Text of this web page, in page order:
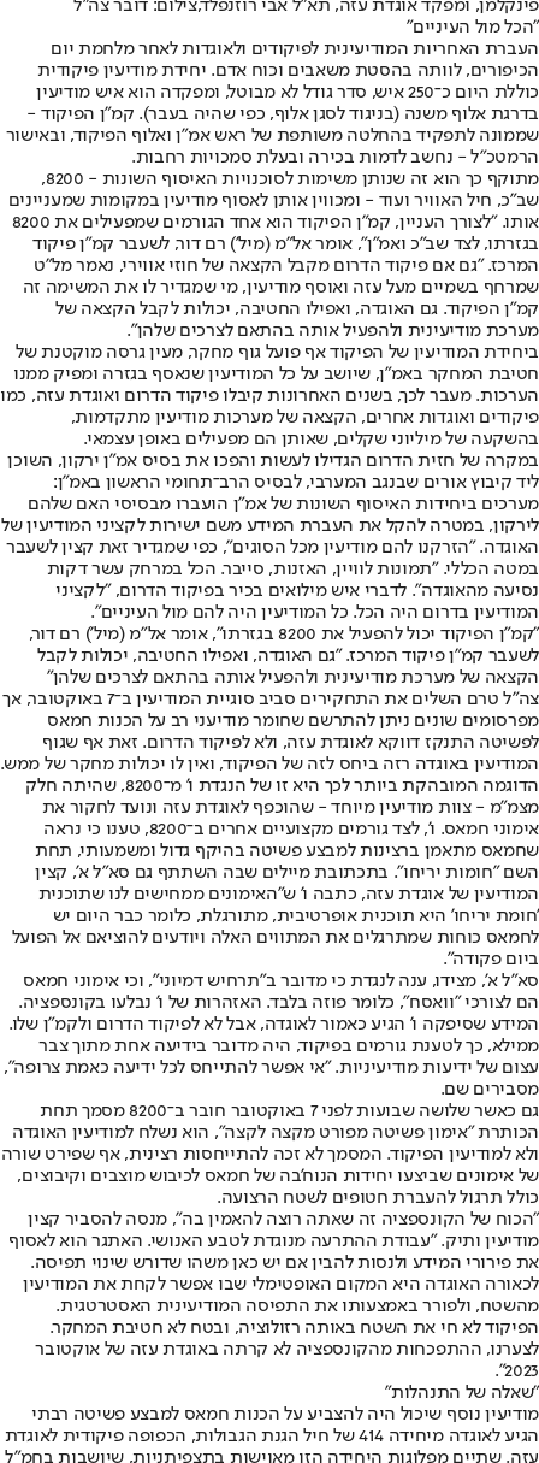
פינקלמן, ומפקד אוגדת עזה, תא"ל אבי רוזנפלד,צילום: דובר צה"ל
"הכל מול העיניים"
העברת האחריות המודיעינית לפיקודים ולאוגדות לאחר מלחמת יום
הכיפורים, לוותה בהסטת משאבים וכוח אדם. יחידת מודיעין פיקודית
כוללת היום כ־250 איש, סדר גודל לא מבוטל, ומפקדה הוא איש מודיעין
בדרגת אלוף משנה (בניגוד לסגן אלוף, כפי שהיה בעבר). קמ"ן הפיקוד -
שממונה לתפקיד בהחלטה משותפת של ראש אמ"ן ואלוף הפיקוד, ובאישור
הרמטכ"ל - נחשב לדמות בכירה ובעלת סמכויות רחבות.
מתוקף כך הוא זה שנותן משימות לסוכנויות האיסוף השונות - 8200,
שב"כ, חיל האוויר ועוד - ומכווין אותן לאסוף מודיעין במקומות שמעניינים
אותו. "לצורך העניין, קמ"ן הפיקוד הוא אחד הגורמים שמפעילים את 8200
בגזרתו, לצד שב"כ ואמ"ן", אומר אל"מ (מיל') רם דור, לשעבר קמ"ן פיקוד
המרכז. "גם אם פיקוד הדרום מקבל הקצאה של חוזי אווירי, נאמר מל"ט
שמרחף בשמיים מעל עזה ואוסף מודיעין, מי שמגדיר לו את המשימה זה
קמ"ן הפיקוד. גם האוגדה, ואפילו החטיבה, יכולות לקבל הקצאה של
מערכת מודיעינית ולהפעיל אותה בהתאם לצרכים שלהן".
ביחידת המודיעין של הפיקוד אף פועל גוף מחקר, מעין גרסה מוקטנת של
חטיבת המחקר באמ"ן, שיושב על כל המודיעין שנאסף בגזרה ומפיק ממנו
הערכות. מעבר לכך, בשנים האחרונות קיבלו פיקוד הדרום ואוגדת עזה, כמו
פיקודים ואוגדות אחרים, הקצאה של מערכות מודיעין מתקדמות,
בהשקעה של מיליוני שקלים, שאותן הם מפעילים באופן עצמאי.
במקרה של חזית הדרום הגדילו לעשות והפכו את בסיס אמ"ן ירקון, השוכן
ליד קיבוץ אורים שבנגב המערבי, לבסיס הרב־תחומי הראשון באמ"ן:
מערכים ביחידות האיסוף השונות של אמ"ן הועברו מבסיסי האם שלהם
לירקון, במטרה להקל את העברת המידע משם ישירות לקציני המודיעין של
האוגדה. "הזרקנו להם מודיעין מכל הסוגים", כפי שמגדיר זאת קצין לשעבר
במטה הכללי. "תמונות לוויין, האזנות, סייבר. הכל במרחק עשר דקות
נסיעה מהאוגדה". לדברי איש מילואים בכיר בפיקוד הדרום, "לקציני
המודיעין בדרום היה הכל. כל המודיעין היה להם מול העיניים".
"קמ"ן הפיקוד יכול להפעיל את 8200 בגזרתו", אומר אל"מ (מיל') רם דור,
לשעבר קמ"ן פיקוד המרכז. "גם האוגדה, ואפילו החטיבה, יכולות לקבל
הקצאה של מערכת מודיעינית ולהפעיל אותה בהתאם לצרכים שלהן"
צה"ל טרם השלים את התחקירים סביב סוגיית המודיעין ב־7 באוקטובר, אך
מפרסומים שונים ניתן להתרשם שחומר מודיעני רב על הכנות חמאס
לפשיטה התנקז דווקא לאוגדת עזה, ולא לפיקוד הדרום. זאת אף שגוף
המודיעין באוגדה רזה ביחס לזה של הפיקוד, ואין לו יכולות מחקר של ממש.
הדוגמה המובהקת ביותר לכך היא זו של הנגדת ו' מ־8200, שהיתה חלק
מצמ"מ - צוות מודיעין מיוחד - שהוכפף לאוגדת עזה ונועד לחקור את
אימוני חמאס. ו', לצד גורמים מקצועיים אחרים ב־8200, טענו כי נראה
שחמאס מתאמן ברצינות למבצע פשיטה בהיקף גדול ומשמעותי, תחת
השם "חומות יריחו". בתכתובת מיילים שבה השתתף גם סא"ל א', קצין
המודיעין של אוגדת עזה, כתבה ו' ש"האימונים ממחישים לנו שתוכנית
'חומת יריחו' היא תוכנית אופרטיבית, מתורגלת, כלומר כבר היום יש
לחמאס כוחות שמתרגלים את המתווים האלה ויודעים להוציאם אל הפועל
ביום פקודה".
סא"ל א', מצידו, ענה לנגדת כי מדובר ב"תרחיש דמיוני", וכי אימוני חמאס
הם לצורכי "וואסח", כלומר פוזה בלבד. האזהרות של ו' נבלעו בקונספציה.
המידע שסיפקה ו' הגיע כאמור לאוגדה, אבל לא לפיקוד הדרום ולקמ"ן שלו.
ממילא, כך לטענת גורמים בפיקוד, היה מדובר בידיעה אחת מתוך צבר
עצום של ידיעות מודיעיניות. "אי אפשר להתייחס לכל ידיעה כאמת צרופה",
מסבירים שם.
גם כאשר שלושה שבועות לפני 7 באוקטובר חובר ב־8200 מסמך תחת
הכותרת "אימון פשיטה מפורט מקצה לקצה", הוא נשלח למודיעין האוגדה
ולא למודיעין הפיקוד. המסמך לא זכה להתייחסות רצינית, אף שפירט שורה
של אימונים שביצעו יחידות הנוח'בה של חמאס לכיבוש מוצבים וקיבוצים,
כולל תרגול להעברת חטופים לשטח הרצועה.
"הכוח של הקונספציה זה שאתה רוצה להאמין בה", מנסה להסביר קצין
מודיעין ותיק. "עבודת ההתרעה מנוגדת לטבע האנושי. האתגר הוא לאסוף
את פירורי המידע ולנסות להבין אם יש כאן משהו שדורש שינוי תפיסה.
לכאורה האוגדה היא המקום האופטימלי שבו אפשר לקחת את המודיעין
מהשטח, ולפורר באמצעותו את התפיסה המודיעינית האסטרטגית.
הפיקוד לא חי את השטח באותה רזולוציה, ובטח לא חטיבת המחקר.
לצערנו, ההתפכחות מהקונספציה לא קרתה באוגדת עזה של אוקטובר
2023".
"שאלה של התנהלות"
מודיעין נוסף שיכול היה להצביע על הכנות חמאס למבצע פשיטה רבתי
הגיע לאוגדה מיחידה 414 של חיל הגנת הגבולות, הכפופה פיקודית לאוגדת
עזה. שתיים מפלוגות היחידה הזו מאוישות בתצפיתניות, שיושבות בחמ"ל